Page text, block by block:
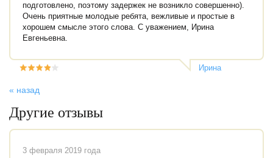
подготовлено, поэтому задержек не возникло совершенно).
Очень приятные молодые ребята, вежливые и простые в
хорошем смысле этого слова. С уважением, Ирина
Евгеньевна.
Ирина
« назад
Другие отзывы
3 февраля 2019 года